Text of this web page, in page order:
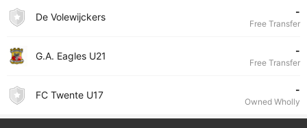
De Volewijckers -
Free Transfer
G.A. Eagles U21 -
Free Transfer
FC Twente U17 -
Owned Wholly